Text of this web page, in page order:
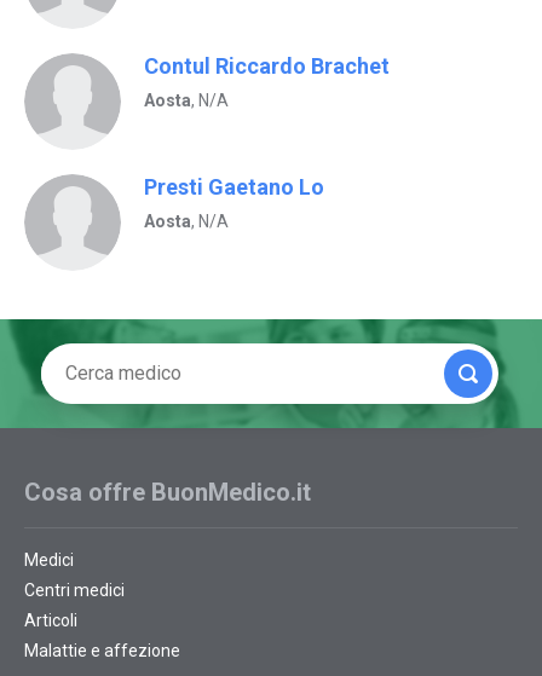
Contul Riccardo Brachet
Aosta, N/A
Presti Gaetano Lo
Aosta, N/A
Cosa offre BuonMedico.it
Medici
Centri medici
Articoli
Malattie e affezione